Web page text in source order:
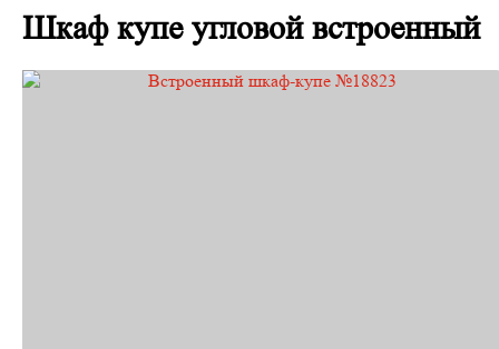
Шкаф купе угловой встроенный